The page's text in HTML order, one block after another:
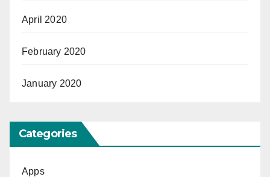
April 2020
February 2020
January 2020
Categories
Apps